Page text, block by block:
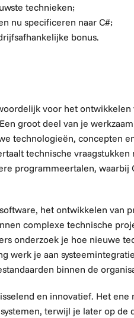
technieken;
nu specificeren naar C#;
bonus.
voor het ontwikkelen
groot deel van je
technologieën, concepten
technische vraagstukken
programmeertalen, waarbij
het ontwikkelen van
complexe technische
onderzoek je hoe nieuwe
werk je aan
binnen de
en innovatief. Het
terwijl je later op de